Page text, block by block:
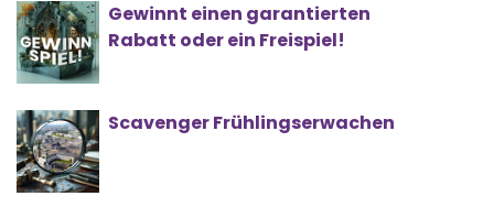
Gewinnt einen garantierten
Rabatt oder ein Freispiel!
Scavenger Frühlingserwachen